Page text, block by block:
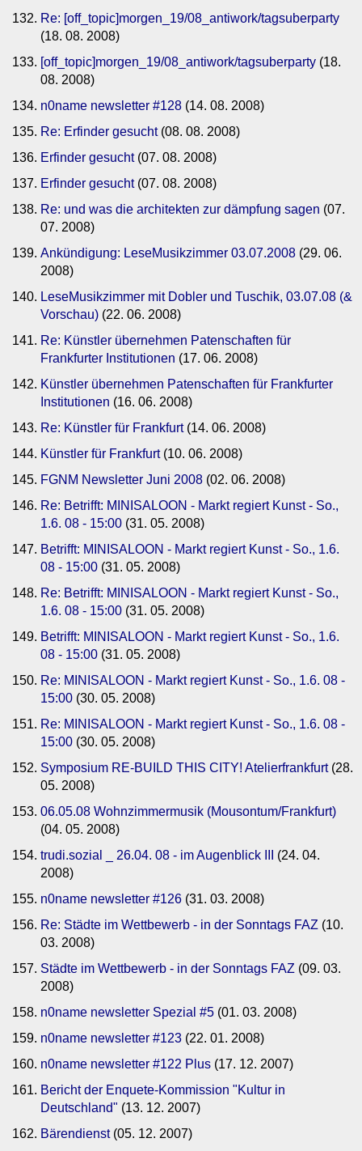
Re: [off_topic]morgen_19/08_antiwork/tagsuberparty
(18. 08. 2008)
[off_topic]morgen_19/08_antiwork/tagsuberparty (18.
08. 2008)
n0name newsletter #128 (14. 08. 2008)
Re: Erfinder gesucht(08. 08. 2008)
Erfinder gesucht(07. 08. 2008)
Erfinder gesucht(07. 08. 2008)
Re: und was die architekten zur dämpfung sagen (07.
07. 2008)
Ankündigung: LeseMusikzimmer 03.07.2008 (29. 06.
2008)
LeseMusikzimmer mit Dobler und Tuschik, 03.07.08 (&
Vorschau) (22. 06. 2008)
Re: Künstler übernehmen Patenschaften für
Frankfurter Institutionen (17. 06. 2008)
Künstler übernehmen Patenschaften für Frankfurter
Institutionen (16. 06. 2008)
Re: Künstler für Frankfurt(14. 06. 2008)
Künstler für Frankfurt(10. 06. 2008)
FGNM Newsletter Juni 2008 (02. 06. 2008)
Re: Betrifft: MINISALOON - Markt regiert Kunst - So.,
1.6. 08 - 15:00 (31. 05. 2008)
Betrifft: MINISALOON - Markt regiert Kunst - So., 1.6.
08 - 15:00 (31. 05. 2008)
Re: Betrifft: MINISALOON - Markt regiert Kunst - So.,
1.6. 08 - 15:00 (31. 05. 2008)
Betrifft: MINISALOON - Markt regiert Kunst - So., 1.6.
08 - 15:00 (31. 05. 2008)
Re: MINISALOON - Markt regiert Kunst - So., 1.6. 08 -
15:00 (30. 05. 2008)
Re: MINISALOON - Markt regiert Kunst - So., 1.6. 08 -
15:00 (30. 05. 2008)
Symposium RE-BUILD THIS CITY! Atelierfrankfurt(28.
05. 2008)
06.05.08 Wohnzimmermusik (Mousontum/Frankfurt)
(04. 05. 2008)
trudi.sozial _ 26.04. 08 - im Augenblick III
(24. 04.
2008)
n0name newsletter #126 (31. 03. 2008)
Re: Städte im Wettbewerb - in der Sonntags FAZ (10.
03. 2008)
Städte im Wettbewerb - in der Sonntags FAZ (09. 03.
2008)
n0name newsletter Spezial #5 (01. 03. 2008)
n0name newsletter #123 (22. 01. 2008)
n0name newsletter #122 Plus (17. 12. 2007)
Bericht der Enquete-Kommission "Kultur in
Deutschland" (13. 12. 2007)
Bärendienst(05. 12. 2007)